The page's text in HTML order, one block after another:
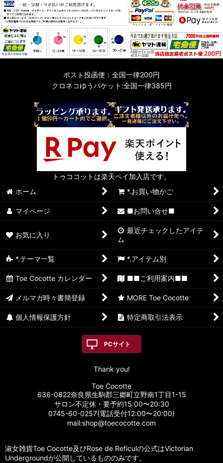
ポスト投函便：全国一律200円
クロネコゆうパケット:全国一律385円
トゥココットは楽天ペイ加入店です。
ホーム
*.お買い物かご
マイページ ■お問い合せ■
お気に入り
最近チェックしたアイテ
ム
*.テーマ一覧 *.アイテム別
Toe Cocotte カレンダー ■■ご利用案内■■
メルマガ時々書簡登録 MORE Toe Cocotte
個人情報保護方針 特定商取引法表示
PCサイト
Thank you!
Toe Cocotte
636-0822奈良県生駒郡三郷町立野南1丁目1-15
サロン不定休・要予約15:00〜20:30
0745-60-0257(電話受付12:00〜20:00)
mail:shop@toecocotte.com
淑女雑貨Toe Cocotte及びRose de Reficulの公式はVictorian
Undergroundが公開しているもののみです。